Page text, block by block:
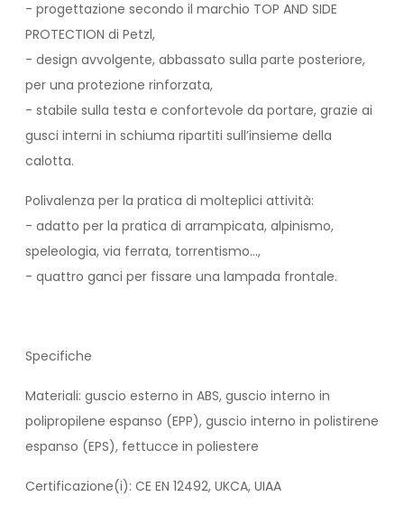
- progettazione secondo il marchio TOP AND SIDE
PROTECTION di Petzl,
- design avvolgente, abbassato sulla parte posteriore,
per una protezione rinforzata,
- stabile sulla testa e confortevole da portare, grazie ai
gusci interni in schiuma ripartiti sull’insieme della
calotta.
Polivalenza per la pratica di molteplici attività:
- adatto per la pratica di arrampicata, alpinismo,
speleologia, via ferrata, torrentismo...,
- quattro ganci per fissare una lampada frontale.
Specifiche
Materiali: guscio esterno in ABS, guscio interno in
polipropilene espanso (EPP), guscio interno in polistirene
espanso (EPS), fettucce in poliestere
Certificazione(i): CE EN 12492, UKCA, UIAA